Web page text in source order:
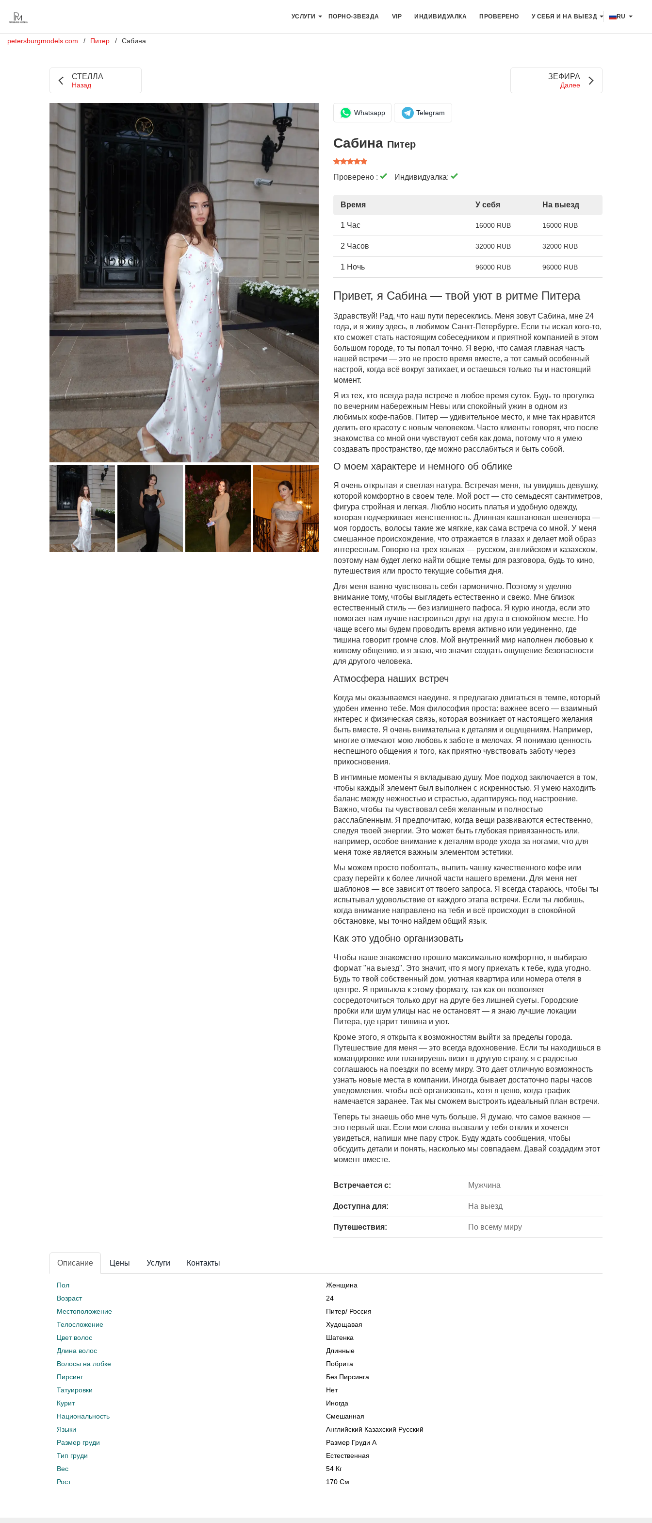
УСЛУГИ ПОРНО-ЗВЕЗДА VIP ИНДИВИДУАЛКА ПРОВЕРЕНО У СЕБЯ И НА ВЫЕЗД RU
petersburgmodels.com Питер Сабина
СТЕЛЛА
Назад
ЗЕФИРА
Далее
Whatsapp Telegram
Сабина Питер
Проверено : Индивидуалка:
Время У себя На выезд
1 Час 16000 RUB 16000 RUB
2 Часов 32000 RUB 32000 RUB
1 Ночь 96000 RUB 96000 RUB
Привет, я Сабина — твой уют в ритме Питера
Здравствуй! Рад, что наш пути пересеклись. Меня зовут Сабина, мне 24
года, и я живу здесь, в любимом Санкт-Петербурге. Если ты искал кого-то,
кто сможет стать настоящим собеседником и приятной компанией в этом
большом городе, то ты попал точно. Я верю, что самая главная часть
нашей встречи — это не просто время вместе, а тот самый особенный
настрой, когда всё вокруг затихает, и остаешься только ты и настоящий
момент.
Я из тех, кто всегда рада встрече в любое время суток. Будь то прогулка
по вечерним набережным Невы или спокойный ужин в одном из
любимых кофе-пабов. Питер — удивительное место, и мне так нравится
делить его красоту с новым человеком. Часто клиенты говорят, что после
знакомства со мной они чувствуют себя как дома, потому что я умею
создавать пространство, где можно расслабиться и быть собой.
О моем характере и немного об облике
Я очень открытая и светлая натура. Встречая меня, ты увидишь девушку,
которой комфортно в своем теле. Мой рост — сто семьдесят сантиметров,
фигура стройная и легкая. Люблю носить платья и удобную одежду,
которая подчеркивает женственность. Длинная каштановая шевелюра —
моя гордость, волосы такие же мягкие, как сама встреча со мной. У меня
смешанное происхождение, что отражается в глазах и делает мой образ
интересным. Говорю на трех языках — русском, английском и казахском,
поэтому нам будет легко найти общие темы для разговора, будь то кино,
путешествия или просто текущие события дня.
Для меня важно чувствовать себя гармонично. Поэтому я уделяю
внимание тому, чтобы выглядеть естественно и свежо. Мне близок
естественный стиль — без излишнего пафоса. Я курю иногда, если это
помогает нам лучше настроиться друг на друга в спокойном месте. Но
чаще всего мы будем проводить время активно или уединенно, где
тишина говорит громче слов. Мой внутренний мир наполнен любовью к
живому общению, и я знаю, что значит создать ощущение безопасности
для другого человека.
Атмосфера наших встреч
Когда мы оказываемся наедине, я предлагаю двигаться в темпе, который
удобен именно тебе. Моя философия проста: важнее всего — взаимный
интерес и физическая связь, которая возникает от настоящего желания
быть вместе. Я очень внимательна к деталям и ощущениям. Например,
многие отмечают мою любовь к заботе в мелочах. Я понимаю ценность
неспешного общения и того, как приятно чувствовать заботу через
прикосновения.
В интимные моменты я вкладываю душу. Мое подход заключается в том,
чтобы каждый элемент был выполнен с искренностью. Я умею находить
баланс между нежностью и страстью, адаптируясь под настроение.
Важно, чтобы ты чувствовал себя желанным и полностью
расслабленным. Я предпочитаю, когда вещи развиваются естественно,
следуя твоей энергии. Это может быть глубокая привязанность или,
например, особое внимание к деталям вроде ухода за ногами, что для
меня тоже является важным элементом эстетики.
Мы можем просто поболтать, выпить чашку качественного кофе или
сразу перейти к более личной части нашего времени. Для меня нет
шаблонов — все зависит от твоего запроса. Я всегда стараюсь, чтобы ты
испытывал удовольствие от каждого этапа встречи. Если ты любишь,
когда внимание направлено на тебя и всё происходит в спокойной
обстановке, мы точно найдем общий язык.
Как это удобно организовать
Чтобы наше знакомство прошло максимально комфортно, я выбираю
формат "на выезд". Это значит, что я могу приехать к тебе, куда угодно.
Будь то твой собственный дом, уютная квартира или номера отеля в
центре. Я привыкла к этому формату, так как он позволяет
сосредоточиться только друг на друге без лишней суеты. Городские
пробки или шум улицы нас не остановят — я знаю лучшие локации
Питера, где царит тишина и уют.
Кроме этого, я открыта к возможностям выйти за пределы города.
Путешествие для меня — это всегда вдохновение. Если ты находишься в
командировке или планируешь визит в другую страну, я с радостью
соглашаюсь на поездки по всему миру. Это дает отличную возможность
узнать новые места в компании. Иногда бывает достаточно пары часов
уведомления, чтобы всё организовать, хотя я ценю, когда график
намечается заранее. Так мы сможем выстроить идеальный план встречи.
Теперь ты знаешь обо мне чуть больше. Я думаю, что самое важное —
это первый шаг. Если мои слова вызвали у тебя отклик и хочется
увидеться, напиши мне пару строк. Буду ждать сообщения, чтобы
обсудить детали и понять, насколько мы совпадаем. Давай создадим этот
момент вместе.
Встречается с: Мужчина
Доступна для: На выезд
Путешествия: По всему миру
Описание Цены Услуги Контакты
Пол
Женщина
Возраст
24
Местоположение
Питер/ Россия
Телосложение
Худощавая
Цвет волос
Шатенка
Длина волос
Длинные
Волосы на лобке
Побрита
Пирсинг
Без Пирсинга
Татуировки
Нет
Курит
Иногда
Национальность
Смешанная
Языки
Английский Казахский Русский
Размер груди
Размер Груди A
Тип груди
Естественная
Вес
54 Кг
Рост
170 См